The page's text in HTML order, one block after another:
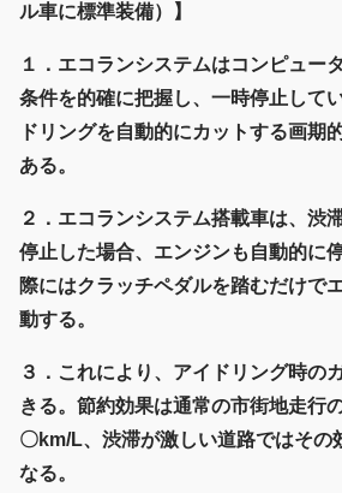
ル車に標準装備）】
１．エコランシステムはコンピュー
条件を的確に把握し、一時停止して
ドリングを自動的にカットする画期
ある。
２．エコランシステム搭載車は、渋
停止した場合、エンジンも自動的に
際にはクラッチペダルを踏むだけで
動する。
３．これにより、アイドリング時の
きる。節約効果は通常の市街地走行
〇km/L、渋滞が激しい道路ではその
なる。